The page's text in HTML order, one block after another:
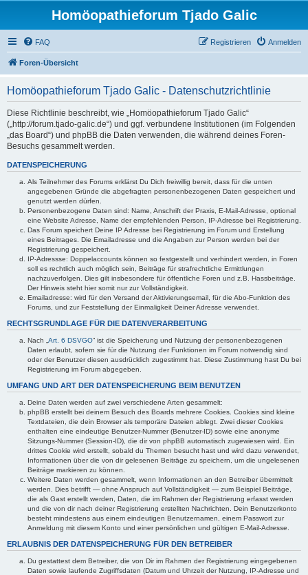
Homöopathieforum Tjado Galic
FAQ Anmelden
Registrieren
Foren-Übersicht
Homöopathieforum Tjado Galic - Datenschutzrichtlinie
Diese Richtlinie beschreibt, wie „Homöopathieforum Tjado Galic“
(„http://forum.tjado-galic.de“) und ggf. verbundene Institutionen (im Folgenden
„das Board“) und phpBB die Daten verwenden, die während deines Foren-
Besuchs gesammelt werden.
DATENSPEICHERUNG
Als Teilnehmer des Forums erklärst Du Dich freiwillig bereit, dass für die unten
angegebenen Gründe die abgefragten personenbezogenen Daten gespeichert und
genutzt werden dürfen.
Personenbezogene Daten sind: Name, Anschrift der Praxis, E-Mail-Adresse, optional
eine Website Adresse, Name der empfehlenden Person, IP-Adresse bei Registrierung.
Das Forum speichert Deine IP Adresse bei Registrierung im Forum und Erstellung
eines Beitrages. Die Emailadresse und die Angaben zur Person werden bei der
Registrierung gespeichert.
IP-Adressse: Doppelaccounts können so festgestellt und verhindert werden, in Foren
soll es rechtlich auch möglich sein, Beiträge für strafrechtliche Ermittlungen
nachzuverfolgen. Dies gilt insbesondere für öffentliche Foren und z.B. Hassbeiträge.
Der Hinweis steht hier somit nur zur Vollständigkeit.
Emailadresse: wird für den Versand der Aktivierungsemail, für die Abo-Funktion des
Forums, und zur Feststellung der Einmaligkeit Deiner Adresse verwendet.
RECHTSGRUNDLAGE FÜR DIE DATENVERARBEITUNG
Nach „ Art. 6 DSVGO“ ist die Speicherung und Nutzung der personenbezogenen
Daten erlaubt, sofern sie für die Nutzung der Funktionen im Forum notwendig sind
oder der Benutzer diesen ausdrücklich zugestimmt hat. Diese Zustimmung hast Du bei
Registrierung im Forum abgegeben.
UMFANG UND ART DER DATENSPEICHERUNG BEIM BENUTZEN
Deine Daten werden auf zwei verschiedene Arten gesammelt:
phpBB erstellt bei deinem Besuch des Boards mehrere Cookies. Cookies sind kleine
Textdateien, die dein Browser als temporäre Dateien ablegt. Zwei dieser Cookies
enthalten eine eindeutige Benutzer-Nummer (Benutzer-ID) sowie eine anonyme
Sitzungs-Nummer (Session-ID), die dir von phpBB automatisch zugewiesen wird. Ein
drittes Cookie wird erstellt, sobald du Themen besucht hast und wird dazu verwendet,
Informationen über die von dir gelesenen Beiträge zu speichern, um die ungelesenen
Beiträge markieren zu können.
Weitere Daten werden gesammelt, wenn Informationen an den Betreiber übermittelt
werden. Dies betrifft — ohne Anspruch auf Vollständigkeit — zum Beispiel Beiträge,
die als Gast erstellt werden, Daten, die im Rahmen der Registrierung erfasst werden
und die von dir nach deiner Registrierung erstellten Nachrichten. Dein Benutzerkonto
besteht mindestens aus einem eindeutigen Benutzernamen, einem Passwort zur
Anmeldung mit diesem Konto und einer persönlichen und gültigen E-Mail-Adresse.
ERLAUBNIS DER DATENSPEICHERUNG FÜR DEN BETREIBER
Du gestattest dem Betreiber, die von Dir im Rahmen der Registrierung eingegebenen
Daten sowie laufende Zugriffsdaten (Datum und Uhrzeit der Nutzung, IP-Adresse und